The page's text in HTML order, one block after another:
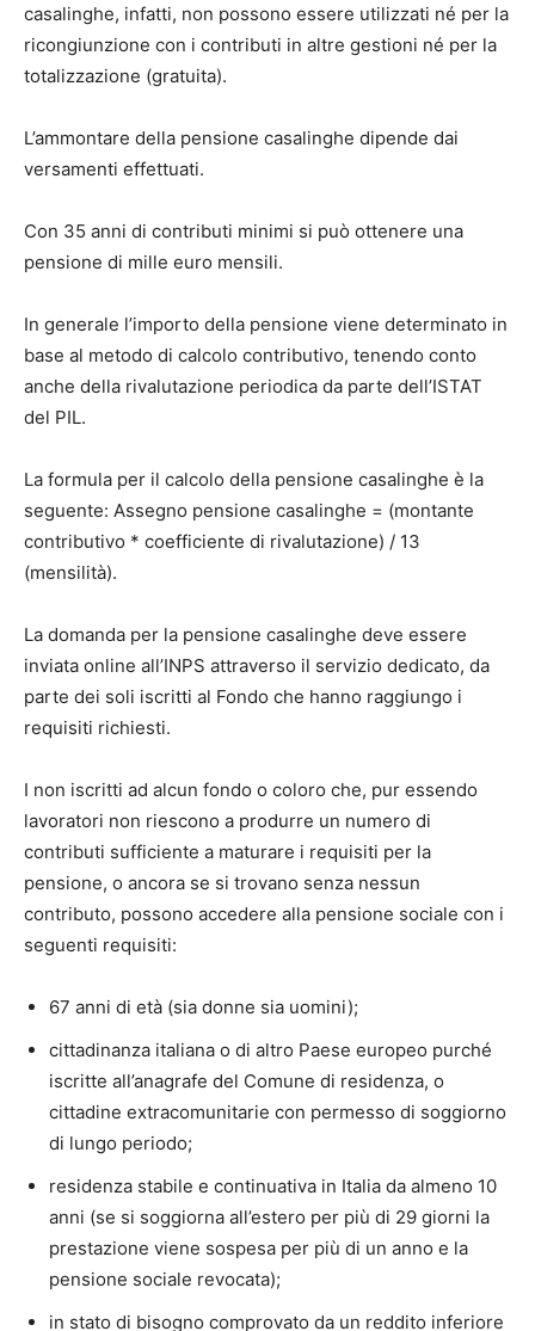
casalinghe, infatti, non possono essere utilizzati né per la
ricongiunzione con i contributi in altre gestioni né per la
totalizzazione (gratuita).
L’ammontare della pensione casalinghe dipende dai
versamenti effettuati.
Con 35 anni di contributi minimi si può ottenere una
pensione di mille euro mensili.
In generale l’importo della pensione viene determinato in
base al metodo di calcolo contributivo, tenendo conto
anche della rivalutazione periodica da parte dell’ISTAT
del PIL.
La formula per il calcolo della pensione casalinghe è la
seguente: Assegno pensione casalinghe = (montante
contributivo * coefficiente di rivalutazione) / 13
(mensilità).
La domanda per la pensione casalinghe deve essere
inviata online all’INPS attraverso il servizio dedicato, da
parte dei soli iscritti al Fondo che hanno raggiungo i
requisiti richiesti.
I non iscritti ad alcun fondo o coloro che, pur essendo
lavoratori non riescono a produrre un numero di
contributi sufficiente a maturare i requisiti per la
pensione, o ancora se si trovano senza nessun
contributo, possono accedere alla pensione sociale con i
seguenti requisiti:
67 anni di età (sia donne sia uomini);
cittadinanza italiana o di altro Paese europeo purché
iscritte all’anagrafe del Comune di residenza, o
cittadine extracomunitarie con permesso di soggiorno
di lungo periodo;
residenza stabile e continuativa in Italia da almeno 10
anni (se si soggiorna all’estero per più di 29 giorni la
prestazione viene sospesa per più di un anno e la
pensione sociale revocata);
in stato di bisogno comprovato da un reddito inferiore